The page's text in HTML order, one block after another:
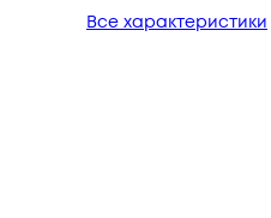
Все характеристики